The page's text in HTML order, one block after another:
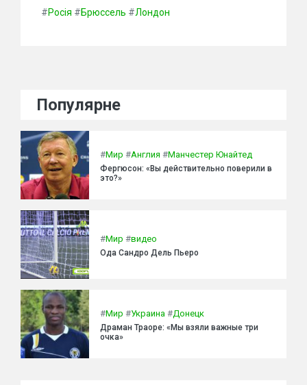
#Росія #Брюссель #Лондон
Популярне
#Мир #Англия #Манчестер Юнайтед
Фергюсон: «Вы действительно поверили в
это?»
#Мир #видео
Ода Сандро Дель Пьеро
#Мир #Украина #Донецк
Драман Траоре: «Мы взяли важные три
очка»